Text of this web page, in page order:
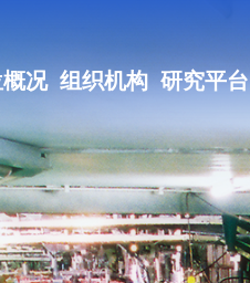
况 组织机构 研究平台